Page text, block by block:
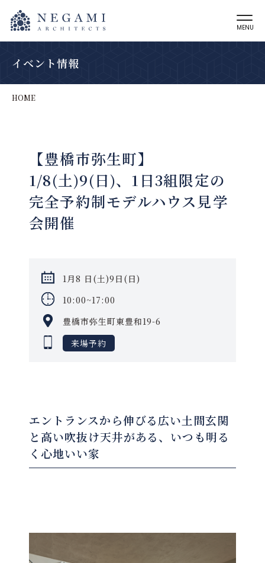
MENU
イベント情報
HOME
【豊橋市弥生町】
1/8(土)9(日)、1日3組限定の
完全予約制モデルハウス見学
会開催
1月8 日(土)9日(日)
10:00~17:00
豊橋市弥生町東豊和19-6
来場予約
エントランスから伸びる広い土間玄関
と高い吹抜け天井がある、いつも明る
く心地いい家